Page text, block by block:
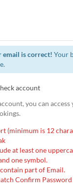
email is correct! Your
account
you can
(minimum is 12
at least one
one symbol.
part of Email.
Confirm Password